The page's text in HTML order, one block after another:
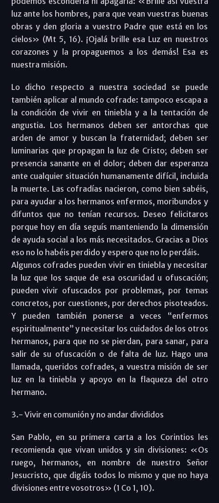
luz ante los hombres, para que vean vuestras buenas
obras y den gloria a vuestro Padre que está en los
cielos» (Mt 5, 16). ¡Ojalá brille esa Luz en nuestros
corazones y la propaguemos a los demás! Esa es
nuestra misión.
Lo dicho respecto a nuestra sociedad se puede
también aplicar al mundo cofrade: tampoco escapa a
la condición de vivir en tiniebla y a la tentación de
angustia. Los hermanos deben ser antorchas que
arden de amor y buscan la fraternidad; deben ser
luminarias que propagan la luz de Cristo; deben ser
presencia sanante en el dolor; deben dar esperanza
ante cualquier situación humanamente difícil, incluida
la muerte. Las cofradías nacieron, como bien sabéis,
para ayudar a los hermanos enfermos, moribundos y
difuntos que no tenían recursos. Deseo felicitaros
porque hoy en día seguís manteniendo la dimensión
de ayuda social a los más necesitados. Gracias a Dios
eso no lo habéis perdido y espero que no lo perdáis.
Algunos cofrades pueden vivir en tiniebla y necesitar
la luz que los saque de esa oscuridad u ofuscación;
pueden vivir ofuscados por problemas, por temas
concretos, por cuestiones, por derechos pisoteados.
Y pueden también ponerse a veces “enfermos
espiritualmente” y necesitar los cuidados de los otros
hermanos, para que no se pierdan, para sanar, para
salir de su ofuscación o de falta de luz. Hago una
llamada, queridos cofrades, a vuestra misión de ser
luz en la tiniebla y apoyo en la flaqueza del otro
hermano.
3.- Vivir en comunión y no andar divididos
San Pablo, en su primera carta a los Corintios les
recomienda que vivan unidos y sin divisiones: «Os
ruego, hermanos, en nombre de nuestro Señor
Jesucristo, que digáis todos lo mismo y que no haya
divisiones entre vosotros» (1 Co 1, 10).